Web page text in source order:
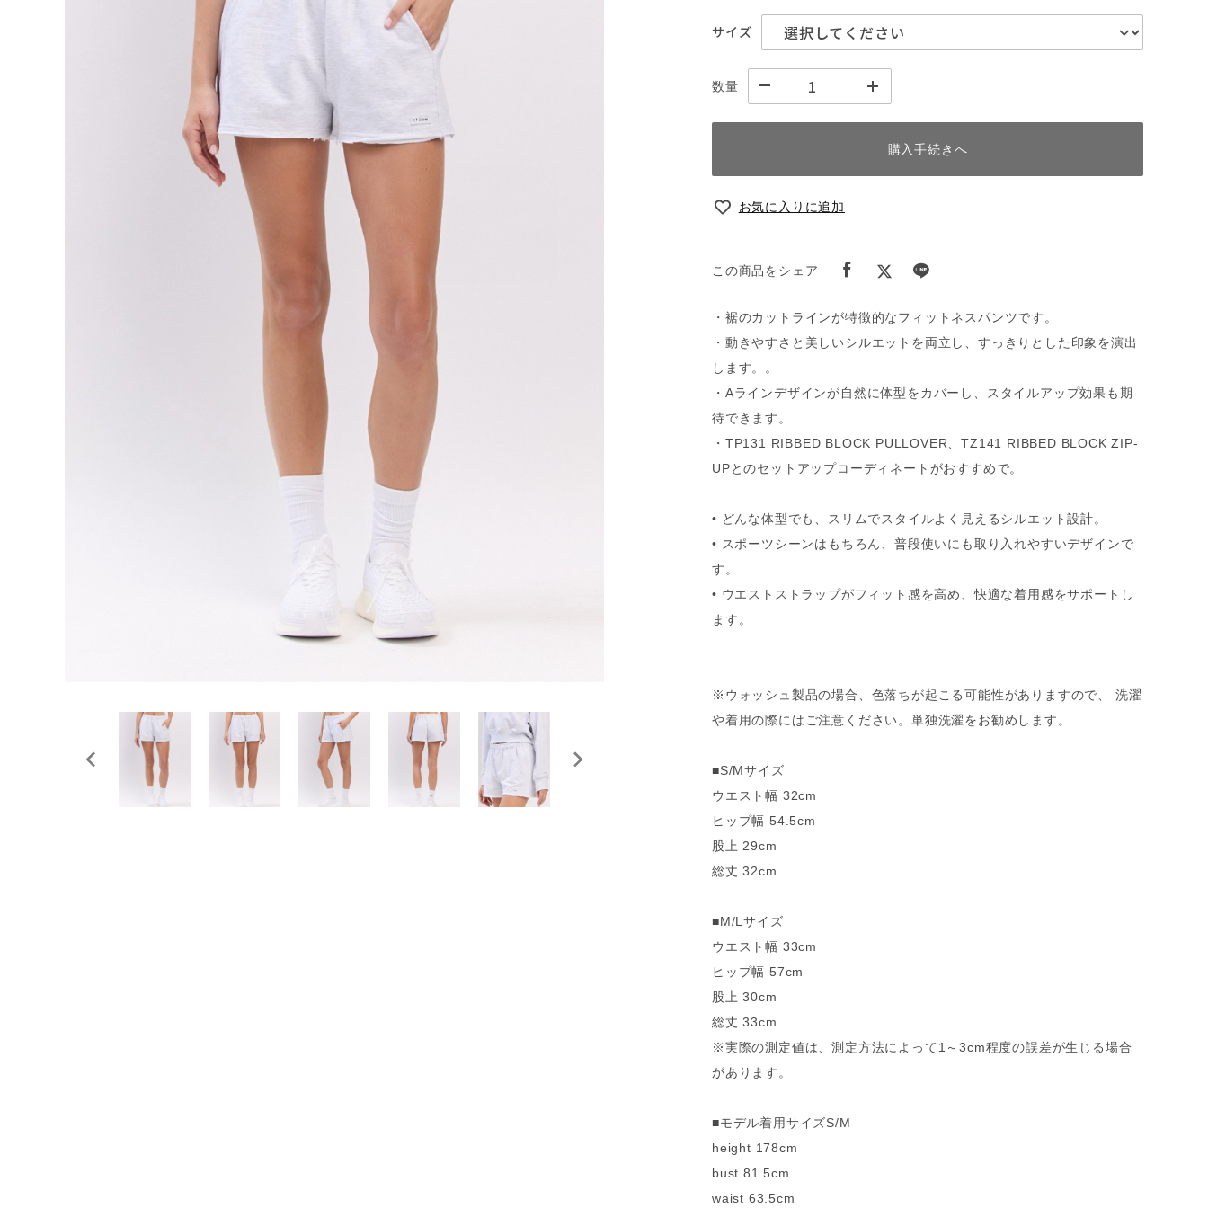
サイズ
数量
購入手続きへ
お気に入りに追加
この商品をシェア
・裾のカットラインが特徴的なフィットネスパンツです。
・動きやすさと美しいシルエットを両立し、すっきりとした印象を演出
します。。
・Aラインデザインが自然に体型をカバーし、スタイルアップ効果も期
待できます。
・TP131 RIBBED BLOCK PULLOVER、TZ141 RIBBED BLOCK ZIP-
UPとのセットアップコーディネートがおすすめで。
• どんな体型でも、スリムでスタイルよく見えるシルエット設計。
• スポーツシーンはもちろん、普段使いにも取り入れやすいデザインで
す。
• ウエストストラップがフィット感を高め、快適な着用感をサポートし
ます。
※ウォッシュ製品の場合、色落ちが起こる可能性がありますので、 洗濯
や着用の際にはご注意ください。単独洗濯をお勧めします。
■S/Mサイズ
ウエスト幅 32cm
ヒップ幅 54.5cm
股上 29cm
総丈 32cm
■M/Lサイズ
ウエスト幅 33cm
ヒップ幅 57cm
股上 30cm
総丈 33cm
※実際の測定値は、測定方法によって1～3cm程度の誤差が生じる場合
があります。
■モデル着用サイズS/M
height 178cm
bust 81.5cm
waist 63.5cm